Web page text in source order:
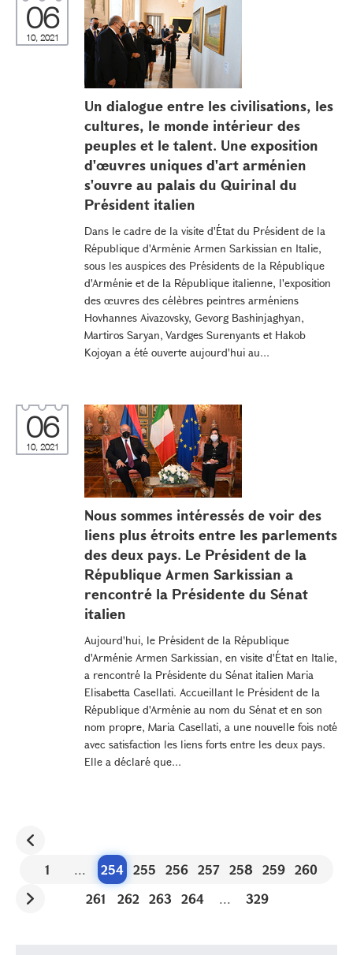
06
10, 2021
Un dialogue entre les civilisations, les
cultures, le monde intérieur des
peuples et le talent. Une exposition
d'œuvres uniques d'art arménien
s'ouvre au palais du Quirinal du
Président italien
Dans le cadre de la visite d'État du Président de la
République d'Arménie Armen Sarkissian en Italie,
sous les auspices des Présidents de la République
d'Arménie et de la République italienne, l'exposition
des œuvres des célèbres peintres arméniens
Hovhannes Aivazovsky, Gevorg Bashinjaghyan,
Martiros Saryan, Vardges Surenyants et Hakob
Kojoyan a été ouverte aujourd'hui au...
06
10, 2021
Nous sommes intéressés de voir des
liens plus étroits entre les parlements
des deux pays. Le Président de la
République Armen Sarkissian a
rencontré la Présidente du Sénat
italien
Aujourd'hui, le Président de la République
d'Arménie Armen Sarkissian, en visite d'État en Italie,
a rencontré la Présidente du Sénat italien Maria
Elisabetta Casellati. Accueillant le Président de la
République d'Arménie au nom du Sénat et en son
nom propre, Maria Casellati, a une nouvelle fois noté
avec satisfaction les liens forts entre les deux pays.
Elle a déclaré que...
1 ... 254 255 256 257 258 259 260
261
262 263 264 ... 329